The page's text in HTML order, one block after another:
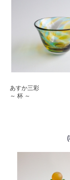
あすか三彩
～ 杯 ～